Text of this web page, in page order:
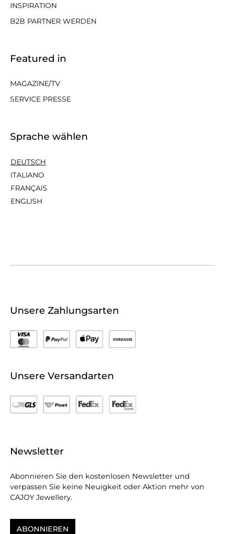
INSPIRATION
B2B PARTNER WERDEN
Featured in
MAGAZINE/TV
SERVICE PRESSE
Sprache wählen
DEUTSCH
ITALIANO
FRANÇAIS
ENGLISH
Unsere Zahlungsarten
Unsere Versandarten
Newsletter
Abonnieren Sie den kostenlosen Newsletter und
verpassen Sie keine Neuigkeit oder Aktion mehr von
CAJOY Jewellery.
ABONNIEREN